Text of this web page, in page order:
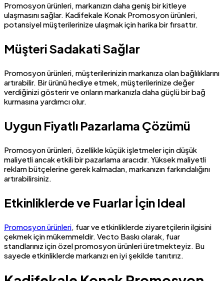
Promosyon ürünleri, markanızın daha geniş bir kitleye
ulaşmasını sağlar. Kadifekale Konak Promosyon ürünleri,
potansiyel müşterilerinize ulaşmak için harika bir fırsattır.
Müşteri Sadakati Sağlar
Promosyon ürünleri, müşterilerinizin markanıza olan bağlılıklarını
artırabilir. Bir ürünü hediye etmek, müşterilerinize değer
verdiğinizi gösterir ve onların markanızla daha güçlü bir bağ
kurmasına yardımcı olur.
Uygun Fiyatlı Pazarlama Çözümü
Promosyon ürünleri, özellikle küçük işletmeler için düşük
maliyetli ancak etkili bir pazarlama aracıdır. Yüksek maliyetli
reklam bütçelerine gerek kalmadan, markanızın farkındalığını
artırabilirsiniz.
Etkinliklerde ve Fuarlar İçin Ideal
Promosyon ürünleri, fuar ve etkinliklerde ziyaretçilerin ilgisini
çekmek için mükemmeldir. Vecto Baskı olarak, fuar
standlarınız için özel promosyon ürünleri üretmekteyiz. Bu
sayede etkinliklerde markanızı en iyi şekilde tanıtırız.